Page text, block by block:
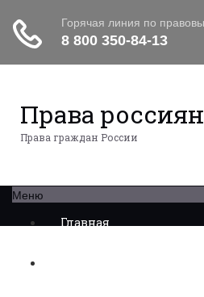
Права россиян
Права граждан России
Меню
Главная